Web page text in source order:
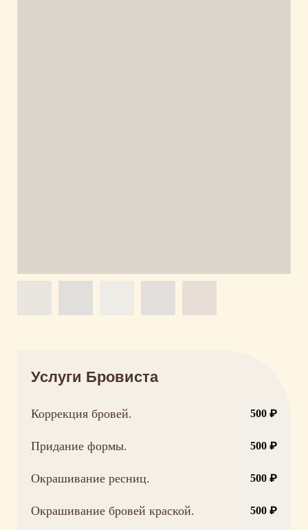
Услуги Бровиста
Коррекция бровей. 500 ₽
Придание формы. 500 ₽
Окрашивание ресниц. 500 ₽
Окрашивание бровей краской. 500 ₽